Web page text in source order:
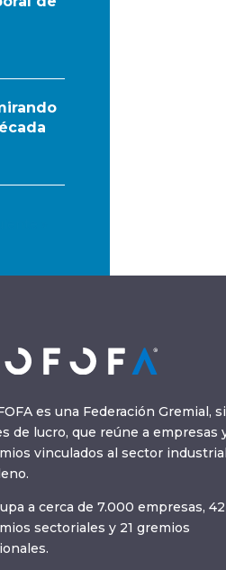
es una Federación Gremial,
de lucro, que reúne a empresas
vinculados al sector industrial
a cerca de 7.000 empresas, 42
sectoriales y 21 gremios